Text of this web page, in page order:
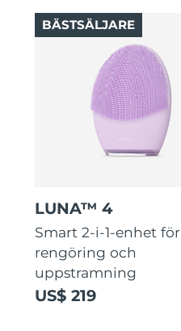
LUNA™ 4
Smart 2-i-1-enhet för
rengöring och
uppstramning
US$ 219
BÄSTSÄLJARE